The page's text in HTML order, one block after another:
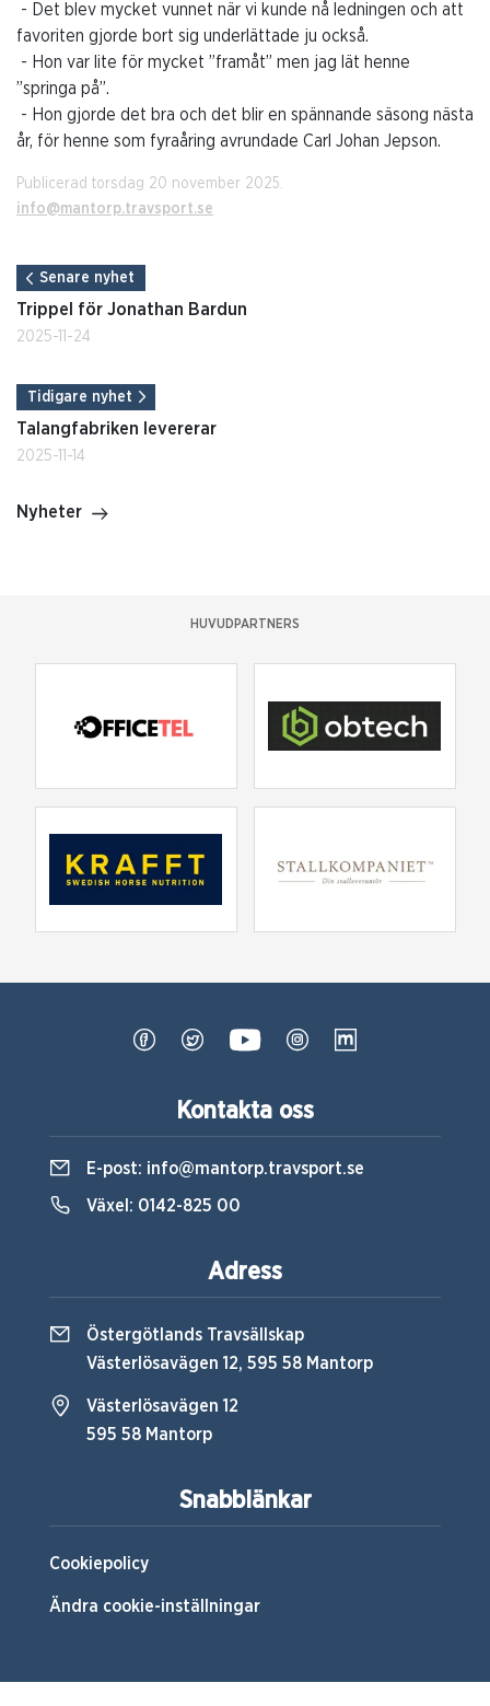
- Det blev mycket vunnet när vi kunde nå ledningen och att
favoriten gjorde bort sig underlättade ju också.
- Hon var lite för mycket ”framåt” men jag lät henne
”springa på”.
- Hon gjorde det bra och det blir en spännande säsong nästa
år, för henne som fyraåring avrundade Carl Johan Jepson.
Publicerad torsdag 20 november 2025.
info@mantorp.travsport.se
Senare nyhet
Trippel för Jonathan Bardun
2025-11-24
Tidigare nyhet
Talangfabriken levererar
2025-11-14
Nyheter
HUVUDPARTNERS
Snabblänkar
Cookiepolicy
Ändra cookie-inställningar
Kontakta oss
E-post: info@mantorp.travsport.se
Växel: 0142-825 00
Adress
Östergötlands Travsällskap
Västerlösavägen 12, 595 58 Mantorp
Västerlösavägen 12
595 58 Mantorp